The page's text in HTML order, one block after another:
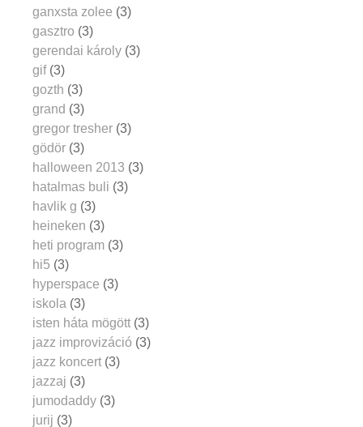
ganxsta zolee (3)
gasztro (3)
gerendai károly (3)
gif (3)
gozth (3)
grand (3)
gregor tresher (3)
gödör (3)
halloween 2013 (3)
hatalmas buli (3)
havlik g (3)
heineken (3)
heti program (3)
hi5 (3)
hyperspace (3)
iskola (3)
isten háta mögött (3)
jazz improvizáció (3)
jazz koncert (3)
jazzaj (3)
jumodaddy (3)
jurij (3)